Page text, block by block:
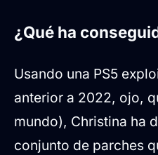
¿Qué ha
Usando una PS5
anterior a 2022, ojo,
mundo), Christina ha
conjunto de parches